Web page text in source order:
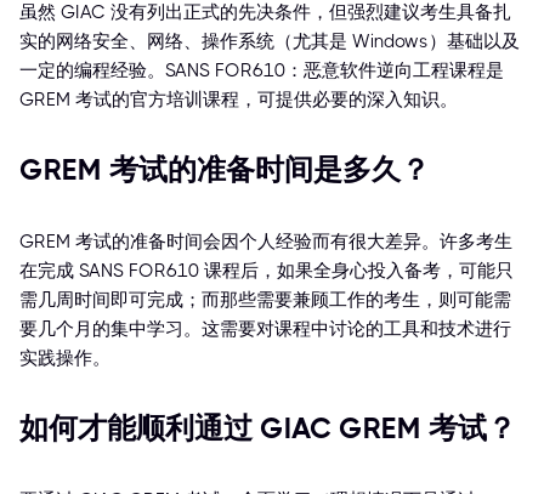
虽然 GIAC 没有列出正式的先决条件，但强烈建议考生具备扎
实的网络安全、网络、操作系统（尤其是 Windows）基础以及
一定的编程经验。SANS FOR610：恶意软件逆向工程课程是
GREM 考试的官方培训课程，可提供必要的深入知识。
GREM 考试的准备时间是多久？
GREM 考试的准备时间会因个人经验而有很大差异。许多考生
在完成 SANS FOR610 课程后，如果全身心投入备考，可能只
需几周时间即可完成；而那些需要兼顾工作的考生，则可能需
要几个月的集中学习。这需要对课程中讨论的工具和技术进行
实践操作。
如何才能顺利通过 GIAC GREM 考试？